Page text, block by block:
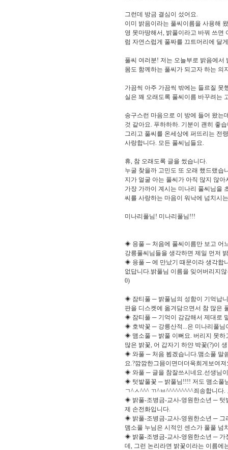
그런데 방금 결심이 섰어요.
이미 밝음이라는 풀씨이름을 사용해
영 못마땅해서, 밝풀이라고 바꿔 쓰면
럼 자연스럽게 풀짜를 끄트머리에 달
풀씨 여러분! 저는 오늘부로 밝음에서
몸도 함께하는 풀씨가 되고자 하는 의
가끔씩 아주 가끔씩 밖에는 들르질 못
실은 꽤 오래도록 풀씨이름 바꾸려는
송구스런 마음으로 이 방에 들어 왔는
것 같아요. 푸하하하. 기분이 괜히 좋
그리고 풀씨를 온세상에 퍼뜨리는 전
사랑합니다. 모든 풀씨님들요.
휴, 참 오래도록 글을 썼습니다.
누굴 찾을까 고민도 또 오래 했드랬습
지가 얼굴 아는 풀씨가 아직 많지 않아
가장 가까이 계시는 미나리 풀씨님을
씨를 사랑하는 마음이 워낙에 넘치시
미나리풀님! 미나리풀님!!!
◈ 응풀 ─ 처음에 풀씨이름만 보고 어
강릉풀씨님들을 생각하면 제일 먼저
◈ 응풀 ─ 에 만났기 때문이라 생각합
없답니다.밝풀님 이름을 잊어버리지
0)
◈ 잠티풀 ─ 밝풀님의 성함이 기억납
판을 디스켓에 옮겨담으면서 참 많은
◈ 잠티풀 ─ 기억이 감감해서 제대로
◈ 호박꽃 ─ 강릉산적...은 미나리풀님
◈ 맴소풀 ─ 밝풀 이뻐요. 버리지 못하
많은 밝꽃, 어 갑자기 하얀 박꽃(?)이
◈ 와풀 ─ 처음 뵙겠습니다.맴소풀 말
요.?깜깜한그믐이면더더욱희게보여져
◈ 와풀 ─ 글을 참잘쓰시네요.선생님
◈ 텃밭풀꽃 ─ 밝풀님!!!! 저도 맴소풀
ㄱ^ㅅ^^^ ㄲ^ㅂ^^^^^^^^^죄송합니다.
◈ 밝풀-조병금-교사-영원한소년 ─ 텃
제 손전화입니다.
◈ 밝풀-조병금-교사-영원한소년 ─ 그
맴소풀 누님은 시적인 센스가 풀풀 넘
◈ 밝풀-조병금-교사-영원한소년 ─ 가
데, 그런 논리라면 밝꽃이라는 이름에